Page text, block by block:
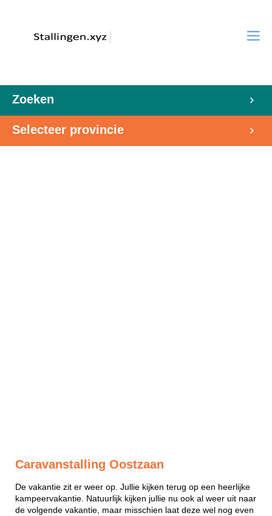
Zoeken
Selecteer provincie
Caravanstalling Oostzaan
De vakantie zit er weer op. Jullie kijken terug op een heerlijke
kampeervakantie. Natuurlijk kijken jullie nu ook al weer uit naar
de volgende vakantie, maar misschien laat deze wel nog even